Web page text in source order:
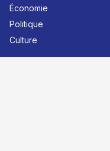
Économie
Politique
Culture